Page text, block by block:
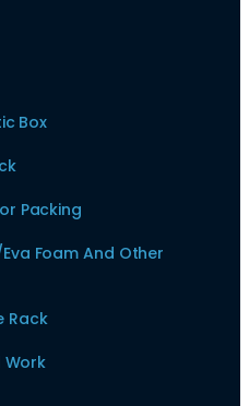
Box
Packing
Foam And Other
Rack
Work